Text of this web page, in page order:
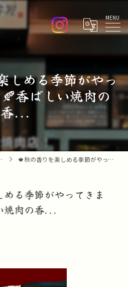
Menu
しめる季節がやっ
香ばしい焼肉の
香...
🍁秋の香りを楽しめる季節がやってきました！🍂香ばしい焼肉の香...
る季節がやってきま
焼肉の香...